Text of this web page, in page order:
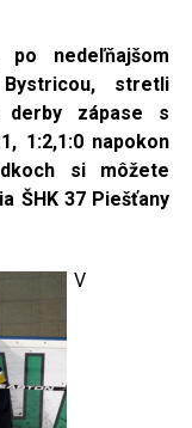
nedeľňajšom
stretli
zápase s
1:2,1:0 napokon
si môžete
ŠHK 37 Piešťany
V